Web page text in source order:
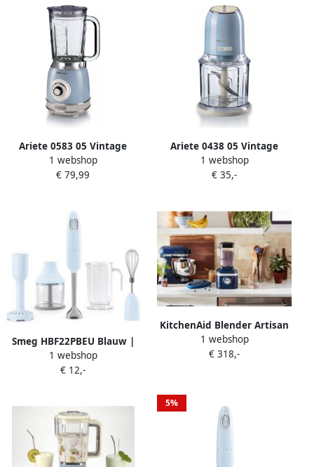
Ariete 0583 05 Vintage
Blender 1100 Watt glazen
kan 1 5 liter inhoud Ice
1 webshop
€ 79,99
Ariete 0438 05 Vintage
hakmolen 600 ml Inhoud
400 Watt-| 2 snelheden
1 webshop
€ 35,-
Smeg HBF22PBEU Blauw |
Mixers | Keuken&Koken
Keukenapparaten |
1 webshop
€ 12,-
KitchenAid Blender Artisan
Glazen kan van 1 4 L 1200W
Smoothie maker Inkt blauw
1 webshop
€ 318,-
5%